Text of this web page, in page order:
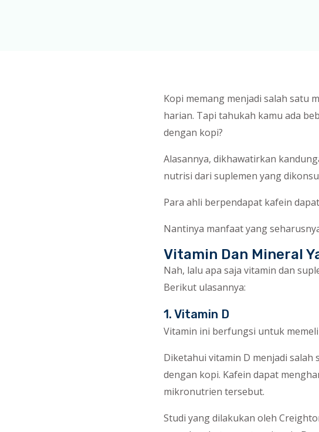
Kopi memang menjadi salah satu
harian. Tapi tahukah kamu ada
dengan kopi?
Alasannya, dikhawatirkan
nutrisi dari suplemen yang
Para ahli berpendapat kafein
Nantinya manfaat yang
Vitamin Dan Mineral
Nah, lalu apa saja vitamin dan
Berikut ulasannya:
1. Vitamin D
Vitamin ini berfungsi untuk
Diketahui vitamin D menjadi
dengan kopi. Kafein dapat
mikronutrien tersebut.
Studi yang dilakukan oleh